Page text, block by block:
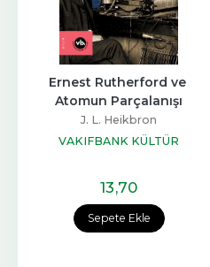
Sepete Ekle
Ernest Rutherford ve
Atomun Parçalanışı
J. L. Heikbron
VAKIFBANK KÜLTÜR
13,70